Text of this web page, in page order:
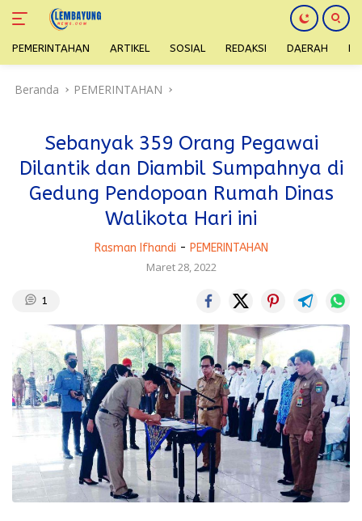
PEMERINTAHAN ARTIKEL SOSIAL REDAKSI DAERAH
Beranda PEMERINTAHAN
Sebanyak 359 Orang Pegawai
Dilantik dan Diambil Sumpahnya di
Gedung Pendopoan Rumah Dinas
Walikota Hari ini
Rasman Ifhandi - PEMERINTAHAN
Maret 28, 2022
1